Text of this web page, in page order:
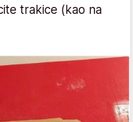
trakice (kao na